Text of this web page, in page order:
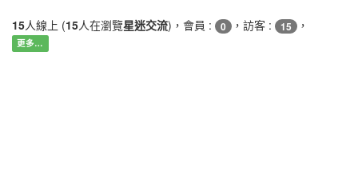
15人線上 (15人在瀏覽星迷交流)，會員 : 0 ，訪客 : 15 ，
更多…